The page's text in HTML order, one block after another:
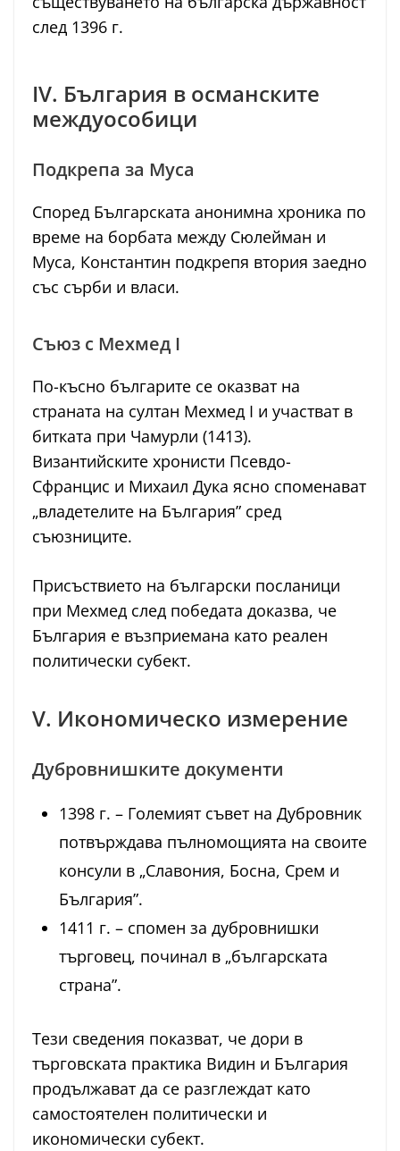
след 1396 г.
IV. България в османските
междуособици
Подкрепа за Муса
Според Българската анонимна хроника по
време на борбата между Сюлейман и
Муса, Константин подкрепя втория заедно
със сърби и власи.
Съюз с Мехмед I
По-късно българите се оказват на
страната на султан Мехмед I и участват в
битката при Чамурли (1413).
Византийските хронисти Псевдо-
Сфранцис и Михаил Дука ясно споменават
„владетелите на България” сред
съюзниците.
Присъствието на български посланици
при Мехмед след победата доказва, че
България е възприемана като реален
политически субект.
V. Икономическо измерение
Дубровнишките документи
1398 г. – Големият съвет на Дубровник
потвърждава пълномощията на своите
консули в „Славония, Босна, Срем и
България”.
1411 г. – спомен за дубровнишки
търговец, починал в „българската
страна”.
Тези сведения показват, че дори в
търговската практика Видин и България
продължават да се разглеждат като
самостоятелен политически и
икономически субект.